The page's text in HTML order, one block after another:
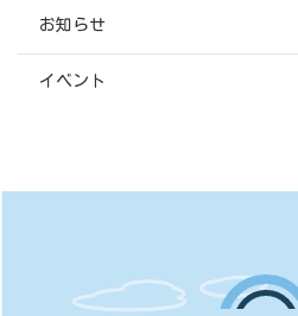
お知らせ
イベント